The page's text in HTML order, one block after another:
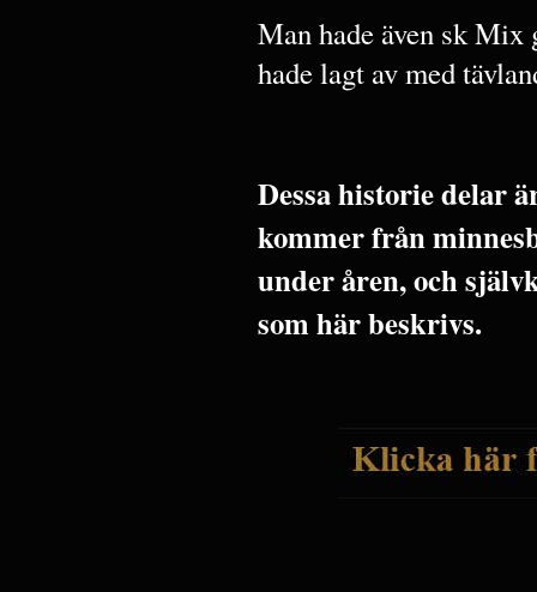
Man hade även sk Mix
hade lagt av med
Dessa historie delar
kommer från
under åren, och
som här beskrivs.